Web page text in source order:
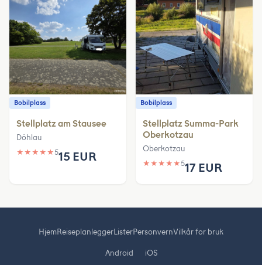
Bobilplass
Stellplatz am Stausee
Döhlau
★ ★ ★ ★ ★515 EUR
Bobilplass
Stellplatz Summa-Park
Oberkotzau
Oberkotzau
★ ★ ★ ★ ★517 EUR
HjemReiseplanleggerListerPersonvernVilkår for bruk
Android iOS